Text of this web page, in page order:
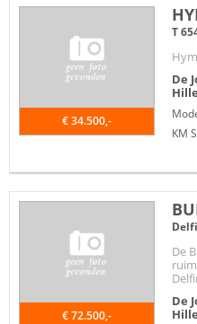
€ 34.500,-
T
De
KM
€ 72.500,-
De
De